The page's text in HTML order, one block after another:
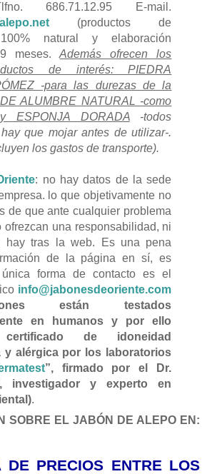
686.71.12.95 E-mail.
(productos de
natural y elaboración
9 meses.Además ofrecen los
de interés: PIEDRA
-para las durezas de la
ALUMBRE NATURAL -como
ESPONJA DORADA-todos
que mojar antes de utilizar-.
los gastos de transporte).
: no hay datos de la sede
lo que objetivamente no
de que ante cualquier problema
ofrezcan una responsabilidad, ni
hay tras la web. Es una pena
de la página en sí, es
forma de contacto es el
info@jabonesdeoriente.com
están testados
en humanos y por ello
de idoneidad
y alérgica por los laboratorios
”, firmado por el Dr.
investigador y experto en
.
SOBRE EL JABÓN DE ALEPO EN:
DE PRECIOS ENTRE LOS